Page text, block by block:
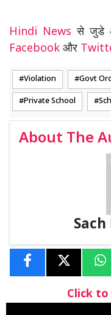
Hindi Newsसे जुडे
Facebook और
Violation Govt
Private School
About The
Click to